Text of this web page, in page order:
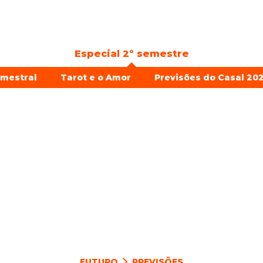
Especial 2º semestre
Tarot e o Amor Previsões do Casal